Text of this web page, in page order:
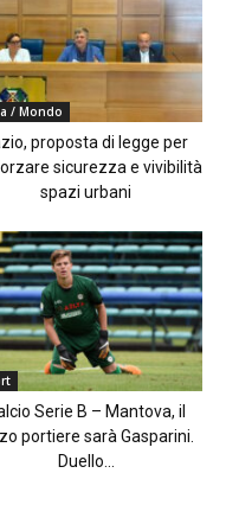
/ Mondo
proposta di legge per
sicurezza e vivibilità
spazi urbani
Serie B – Mantova, il
portiere sarà Gasparini.
Duello...